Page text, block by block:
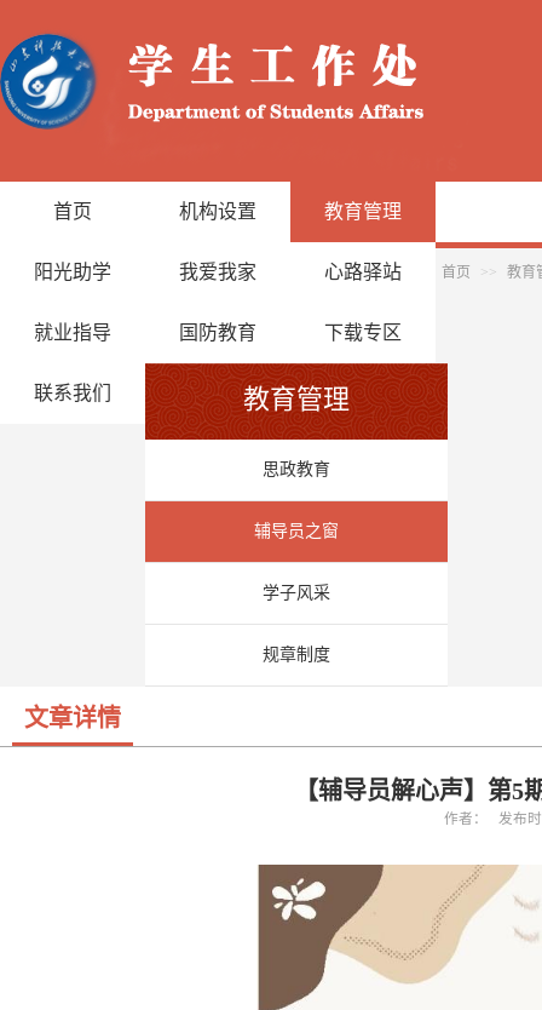
首页 机构设置 教育管理
阳光助学 我爱我家 心路驿站
就业指导 国防教育 下载专区
联系我们
首页 >> 教育
教育管理
思政教育
辅导员之窗
学子风采
规章制度
文章详情
【辅导员解心声】第5
作者： 发布